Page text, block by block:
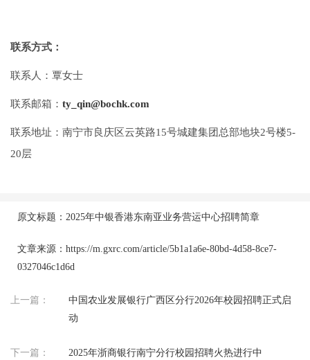
联系方式：
联系人：覃女士
联系邮箱： ty_qin@bochk.com
联系地址：南宁市良庆区云英路15号城建集团总部地块2号楼5-
20层
原文标题：2025年中银香港东南亚业务营运中心招聘简章
文章来源：https://m.gxrc.com/article/5b1a1a6e-80bd-4d58-8ce7-
0327046c1d6d
上一篇：
中国农业发展银行广西区分行2026年校园招聘正式启
动
下一篇： 2025年浙商银行南宁分行校园招聘火热进行中